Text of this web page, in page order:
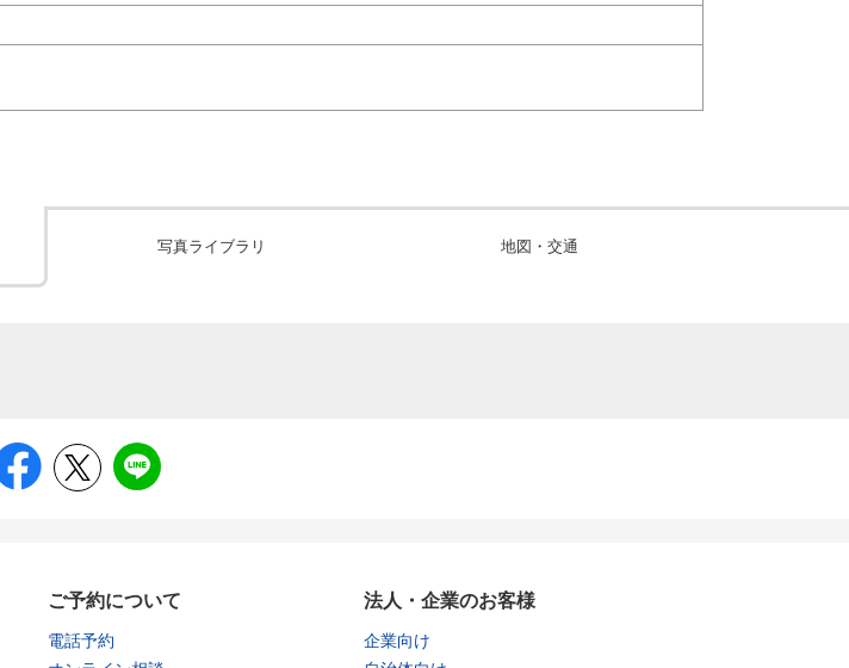
写真ライブラリ 地図・交通
ご予約について
電話予約
法人・企業のお客様
企業向け